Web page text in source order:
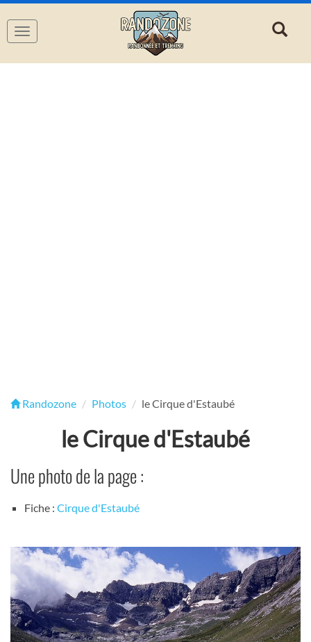
Navigation
Randozone Photos le Cirque d'Estaubé
le Cirque d'Estaubé
Une photo de la page :
Fiche : Cirque d'Estaubé